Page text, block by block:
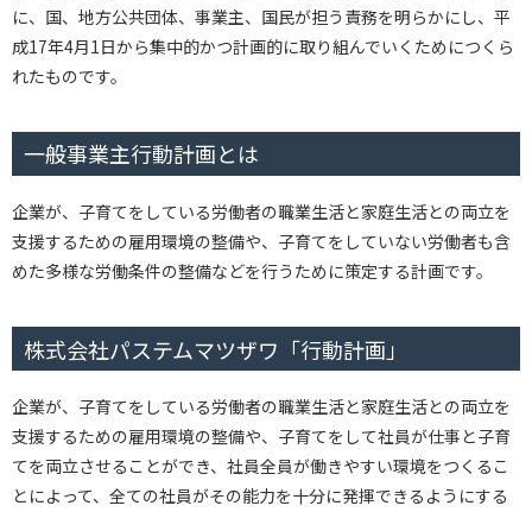
に、国、地方公共団体、事業主、国民が担う責務を明らかにし、平
成17年4月1日から集中的かつ計画的に取り組んでいくためにつくら
れたものです。
一般事業主行動計画とは
企業が、子育てをしている労働者の職業生活と家庭生活との両立を
支援するための雇用環境の整備や、子育てをしていない労働者も含
めた多様な労働条件の整備などを行うために策定する計画です。
株式会社パステムマツザワ「行動計画」
企業が、子育てをしている労働者の職業生活と家庭生活との両立を
支援するための雇用環境の整備や、子育てをして社員が仕事と子育
てを両立させることができ、社員全員が働きやすい環境をつくるこ
とによって、全ての社員がその能力を十分に発揮できるようにする